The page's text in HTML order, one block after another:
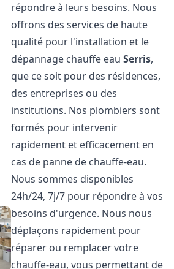
répondre à leurs besoins. Nous
offrons des services de haute
qualité pour l'installation et le
dépannage chauffe eauSerris,
que ce soit pour des résidences,
des entreprises ou des
institutions. Nos plombiers sont
formés pour intervenir
rapidement et efficacement en
cas de panne de chauffe-eau.
Nous sommes disponibles
24h/24, 7j/7 pour répondre à vos
besoins d'urgence. Nous nous
déplaçons rapidement pour
réparer ou remplacer votre
chauffe-eau, vous permettant de